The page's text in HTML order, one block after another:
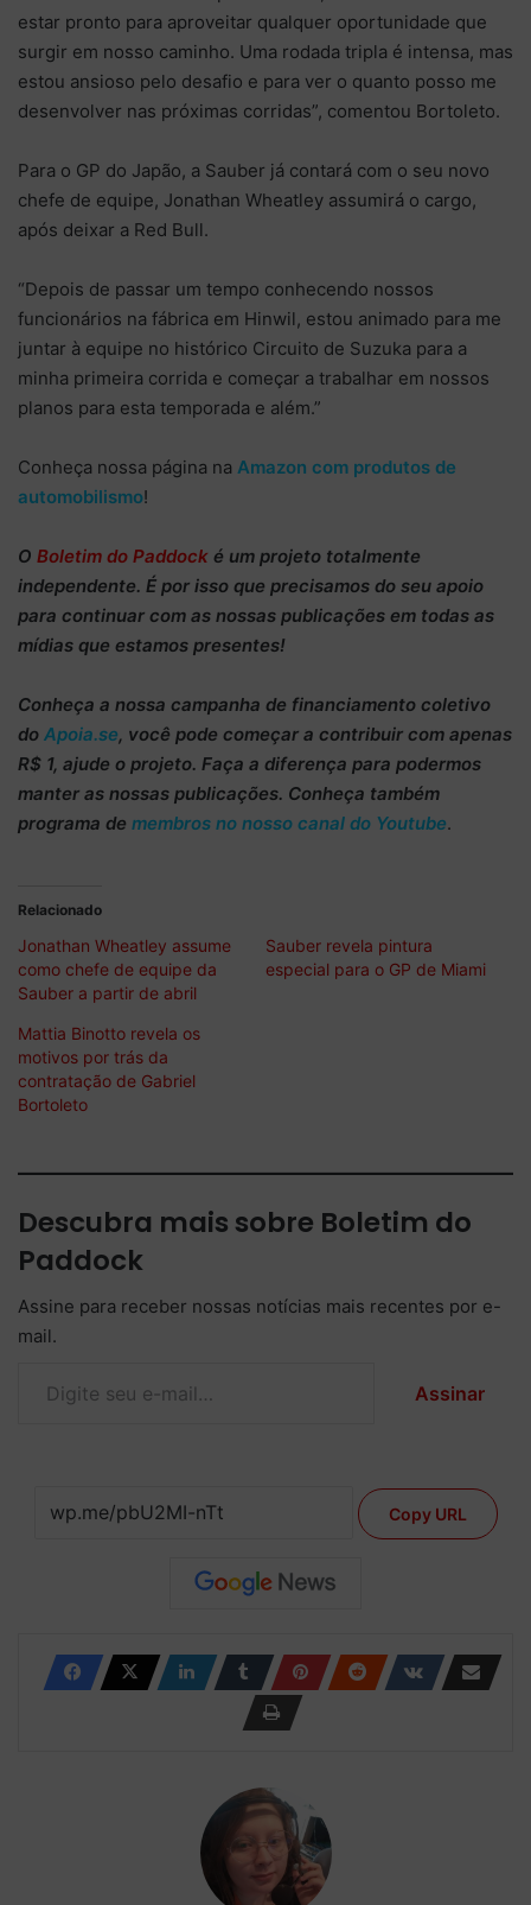
estar pronto para aproveitar qualquer oportunidade que
surgir em nosso caminho. Uma rodada tripla é intensa, mas
estou ansioso pelo desafio e para ver o quanto posso me
desenvolver nas próximas corridas”, comentou Bortoleto.
Para o GP do Japão, a Sauber já contará com o seu novo
chefe de equipe, Jonathan Wheatley assumirá o cargo,
após deixar a Red Bull.
“Depois de passar um tempo conhecendo nossos
funcionários na fábrica em Hinwil, estou animado para me
juntar à equipe no histórico Circuito de Suzuka para a
minha primeira corrida e começar a trabalhar em nossos
planos para esta temporada e além.”
Conheça nossa página na Amazon com produtos de
automobilismo!
O Boletim do Paddock é um projeto totalmente
independente. É por isso que precisamos do seu apoio
para continuar com as nossas publicações em todas as
mídias que estamos presentes!
Conheça a nossa campanha de financiamento coletivo
do Apoia.se, você pode começar a contribuir com apenas
R$ 1, ajude o projeto. Faça a diferença para podermos
manter as nossas publicações. Conheça também
programa de membros no nosso canal do Youtube.
Relacionado
Jonathan Wheatley assume
como chefe de equipe da
Sauber a partir de abril
Sauber revela pintura
especial para o GP de Miami
Mattia Binotto revela os
motivos por trás da
contratação de Gabriel
Bortoleto
Descubra mais sobre Boletim do
Paddock
Assine para receber nossas notícias mais recentes por e-
mail.
Assinar
Copy URL